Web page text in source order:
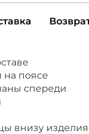
поясе
спереди
внизу изделия